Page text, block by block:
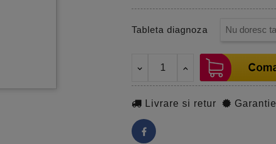
Tableta diagnoza
Livrare si retur Garantie